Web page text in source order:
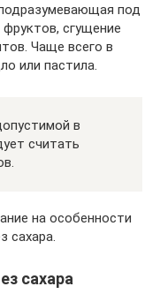
под
сгущение
Чаще всего в
или пастила.
в
считать
на особенности
сахара.
сахара